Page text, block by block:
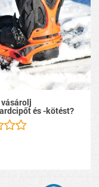
és -kötést?